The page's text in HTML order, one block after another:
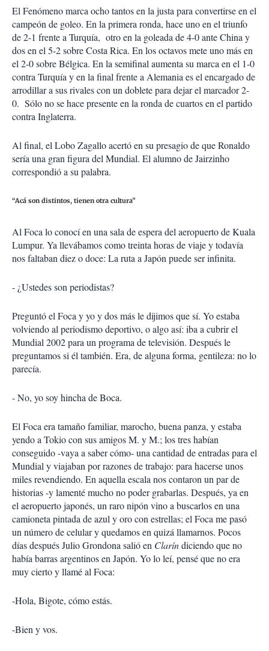
El Fenómeno marca ocho tantos en la justa para convertirse en el
campeón de goleo. En la primera ronda, hace uno en el triunfo
de 2-1 frente a Turquía, otro en la goleada de 4-0 ante China y
dos en el 5-2 sobre Costa Rica. En los octavos mete uno más en
el 2-0 sobre Bélgica. En la semifinal aumenta su marca en el 1-0
contra Turquía y en la final frente a Alemania es el encargado de
arrodillar a sus rivales con un doblete para dejar el marcador 2-
0. Sólo no se hace presente en la ronda de cuartos en el partido
contra Inglaterra.
Al final, el Lobo Zagallo acertó en su presagio de que Ronaldo
sería una gran figura del Mundial. El alumno de Jairzinho
correspondió a su palabra.
“Acá son distintos, tienen otra cultura”
Al Foca lo conocí en una sala de espera del aeropuerto de Kuala
Lumpur. Ya llevábamos como treinta horas de viaje y todavía
nos faltaban diez o doce: La ruta a Japón puede ser infinita.
- ¿Ustedes son periodistas?
Preguntó el Foca y yo y dos más le dijimos que sí. Yo estaba
volviendo al periodismo deportivo, o algo así: iba a cubrir el
Mundial 2002 para un programa de televisión. Después le
preguntamos si él también. Era, de alguna forma, gentileza: no lo
parecía.
- No, yo soy hincha de Boca.
El Foca era tamaño familiar, marocho, buena panza, y estaba
yendo a Tokio con sus amigos M. y M.; los tres habían
conseguido -vaya a saber cómo- una cantidad de entradas para el
Mundial y viajaban por razones de trabajo: para hacerse unos
miles revendiendo. En aquella escala nos contaron un par de
historias -y lamenté mucho no poder grabarlas. Después, ya en
el aeropuerto japonés, un raro nipón vino a buscarlos en una
camioneta pintada de azul y oro con estrellas; el Foca me pasó
un número de celular y quedamos en quizá llamarnos. Pocos
días después Julio Grondona salió en Claríndiciendo que no
había barras argentinos en Japón. Yo lo leí, pensé que no era
muy cierto y llamé al Foca:
-Hola, Bigote, cómo estás.
-Bien y vos.